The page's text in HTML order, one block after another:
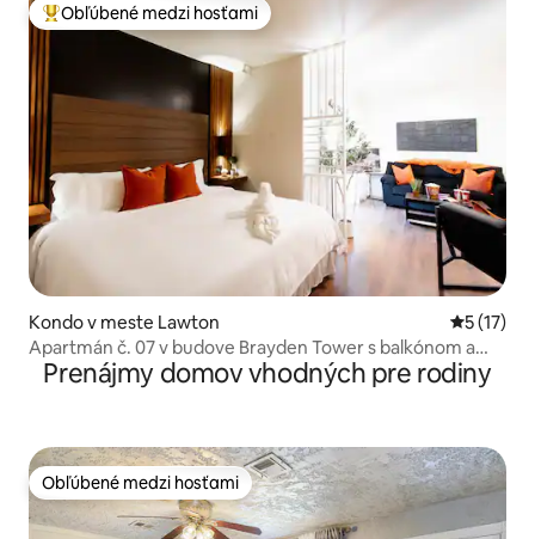
Najobľúbenejšie medzi hosťami
Obľúbené medzi hosťami
Kondo v meste Lawton
5 (17)
Apartmán č. 07 v budove Brayden Tower s balkónom a
výhľadom na bazén
Prenájmy domov vhodných pre rodiny
Obľúbené medzi hosťami
Obľúbené medzi hosťami